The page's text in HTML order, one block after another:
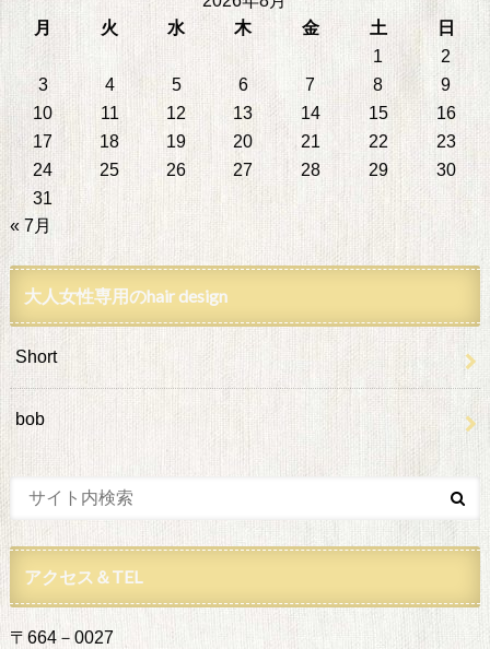
月
火 水 木 金 土
日
1
2
3
4 5 6 7 8
9
10
11 12 13 14 15
16
17
18 19 20 21 22
23
24
25 26 27 28 29
30
31
« 7月
大人女性専用のhair design
Short
bob
アクセス＆TEL
〒664－0027